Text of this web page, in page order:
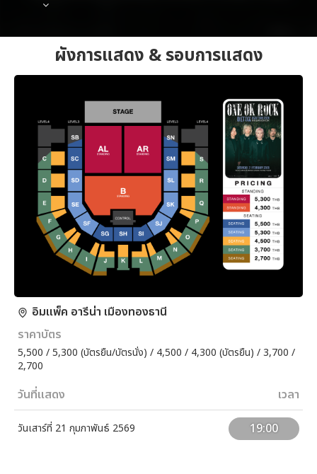
ผังการแสดง & รอบการแสดง
อิมแพ็ค อารีน่า เมืองทองธานี
ราคาบัตร
5,500 / 5,300 (บัตรยืน/บัตรนั่ง) / 4,500 / 4,300 (บัตรยืน) / 3,700 /
2,700
วันที่แสดง เวลา
วันเสาร์ที่ 21 กุมภาพันธ์ 2569 19:00